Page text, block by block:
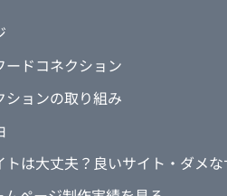
ードコネクション
ションの取り組み
トは大丈夫？良いサイト・ダメ